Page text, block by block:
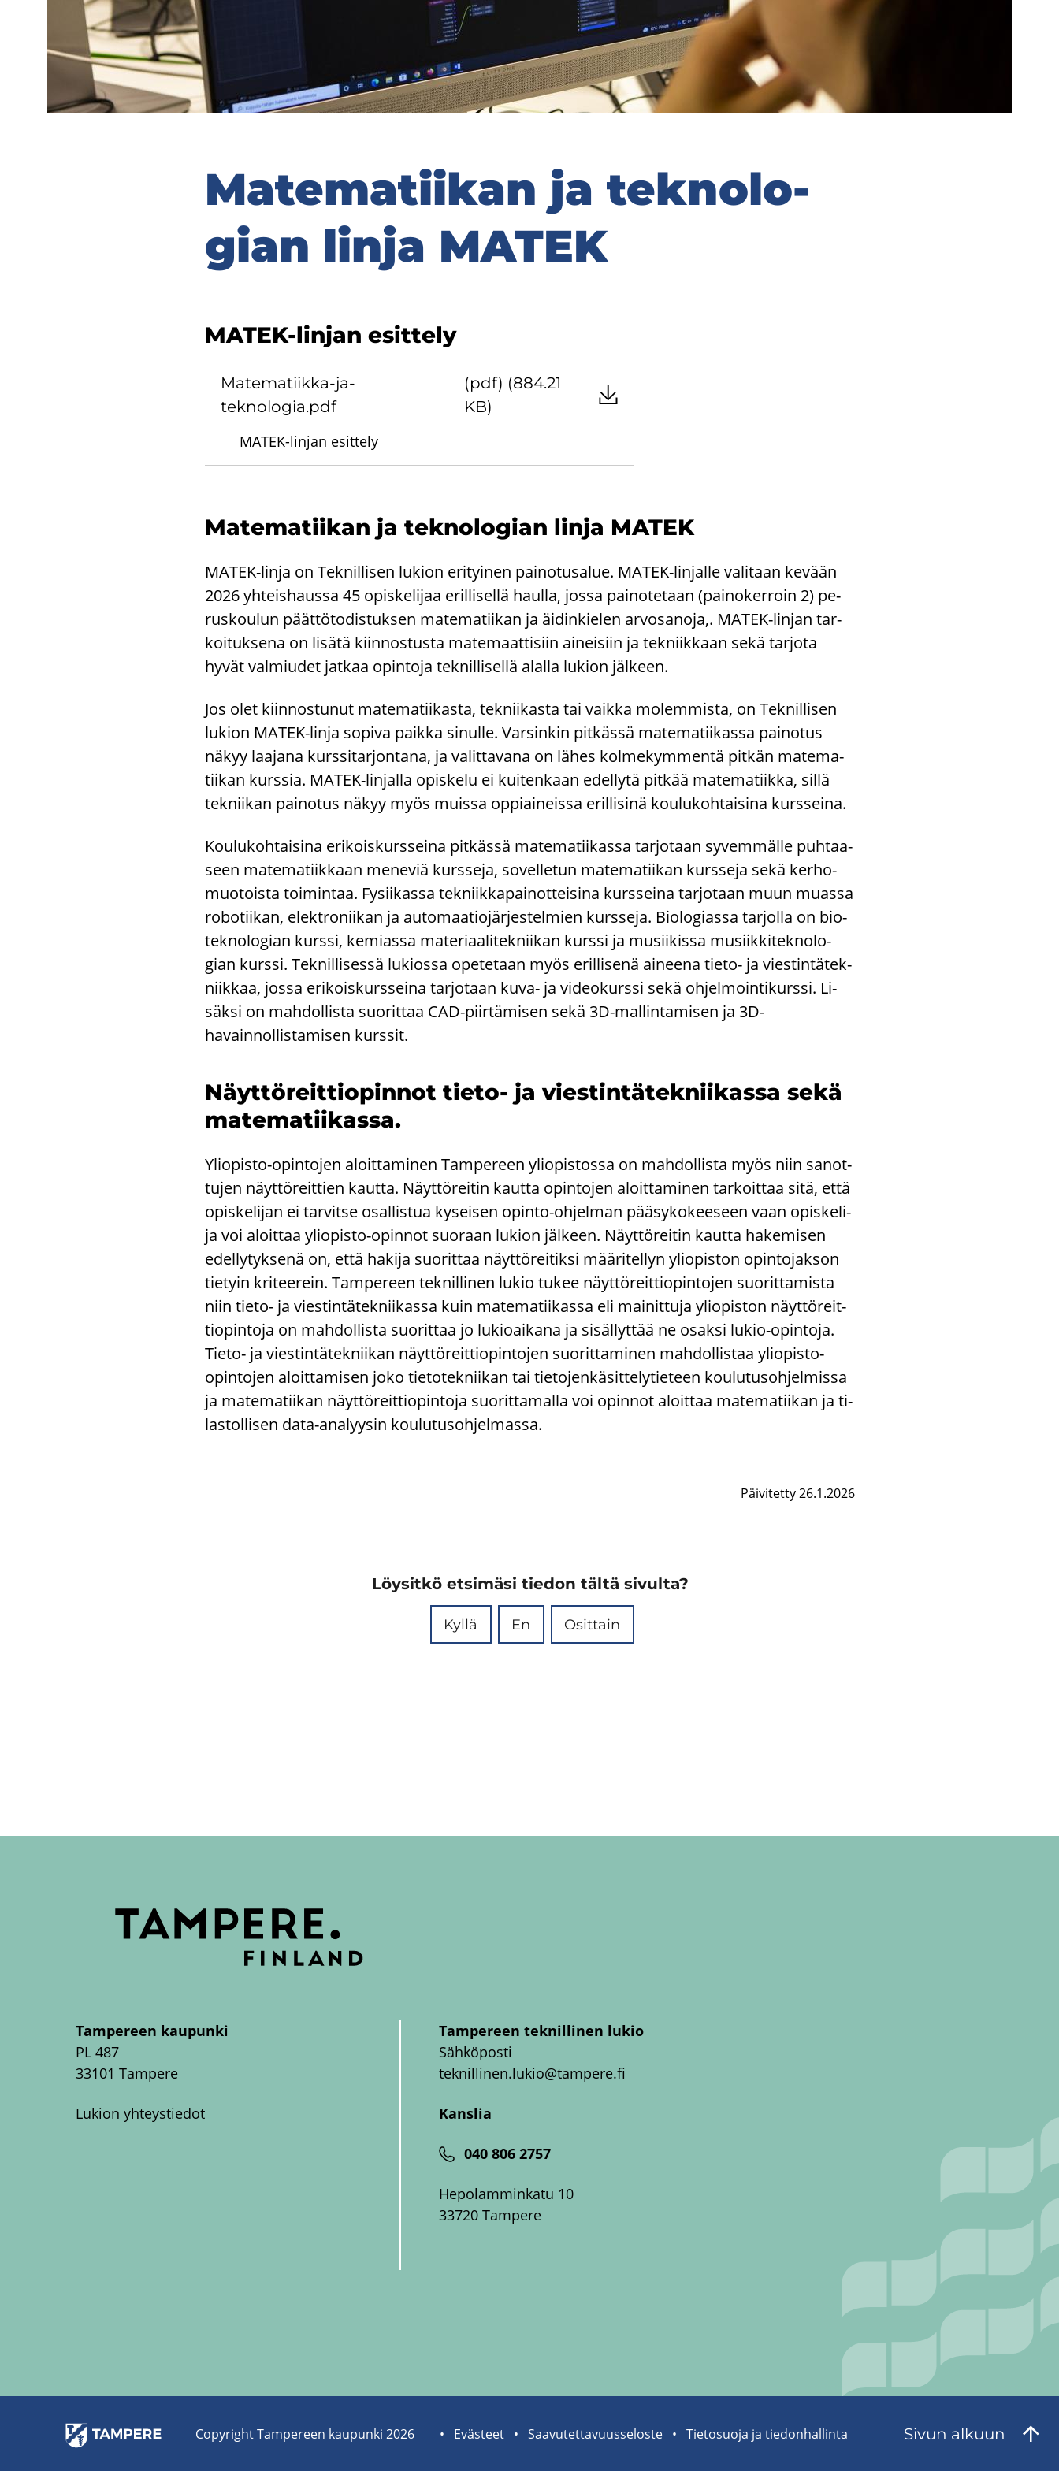
Ma­te­ma­tii­kan ja tek­no­lo­
gian linja MATEK
MATEK-​linjan esit­te­ly
Matematiikka-​ja-
teknologia.pdf
(pdf) (884.21
KB)
MATEK-linjan esittely
Ma­te­ma­tii­kan ja tek­no­lo­gian linja MATEK
MATEK-​linja on Tek­nil­li­sen lu­kion eri­tyi­nen pai­no­tusa­lue. MATEK-​linjalle va­li­taan ke­vään
2026 yh­teis­haus­sa 45 opis­ke­li­jaa eril­li­sel­lä haul­la, jossa pai­no­te­taan (pai­no­ker­roin 2) pe­
rus­kou­lun päät­tö­to­dis­tuk­sen ma­te­ma­tii­kan ja äi­din­kie­len ar­vo­sa­no­ja,. MATEK-​linjan tar­
koi­tuk­se­na on li­sä­tä kiin­nos­tus­ta ma­te­maat­ti­siin ai­nei­siin ja tek­niik­kaan sekä tar­jo­ta
hyvät val­miu­det jat­kaa opin­to­ja tek­nil­li­sel­lä alal­la lu­kion jäl­keen.
Jos olet kiin­nos­tu­nut ma­te­ma­tii­kas­ta, tek­nii­kas­ta tai vaik­ka mo­lem­mis­ta, on Tek­nil­li­sen
lu­kion MATEK-​linja so­pi­va paik­ka si­nul­le. Var­sin­kin pit­käs­sä ma­te­ma­tii­kas­sa pai­no­tus
näkyy laa­ja­na kurs­si­tar­jon­ta­na, ja va­lit­ta­va­na on lähes kol­me­kym­men­tä pit­kän ma­te­ma­
tii­kan kurs­sia. MATEK-​linjalla opis­ke­lu ei kui­ten­kaan edel­ly­tä pit­kää ma­te­ma­tiik­ka, sillä
tek­nii­kan pai­no­tus näkyy myös muis­sa op­piai­neis­sa eril­li­si­nä kou­lu­koh­tai­si­na kurs­sei­na.
Kou­lu­koh­tai­si­na eri­kois­kurs­sei­na pit­käs­sä ma­te­ma­tii­kas­sa tar­jo­taan sy­vem­mäl­le puh­taa­
seen ma­te­ma­tiik­kaan me­ne­viä kurs­se­ja, so­vel­le­tun ma­te­ma­tii­kan kurs­se­ja sekä ker­ho­
muo­tois­ta toi­min­taa. Fy­sii­kas­sa tek­niik­ka­pai­not­tei­si­na kurs­sei­na tar­jo­taan muun muas­sa
ro­bo­tii­kan, elekt­ro­nii­kan ja au­to­maa­tio­jär­jes­tel­mien kurs­se­ja. Bio­lo­gias­sa tar­jol­la on bio­
tek­no­lo­gian kurs­si, ke­mias­sa ma­te­ri­aa­li­tek­nii­kan kurs­si ja musii­kis­sa musiik­ki­tek­no­lo­
gian kurs­si. Tek­nil­li­ses­sä lu­kios­sa ope­te­taan myös eril­li­se­nä ai­nee­na tieto-​ ja vies­tin­tä­tek­
niik­kaa, jossa eri­kois­kurs­sei­na tar­jo­taan kuva- ja vi­deo­kurs­si sekä oh­jel­moin­ti­kurs­si. Li­
säk­si on mah­dol­lis­ta suo­rit­taa CAD-​piirtämisen sekä 3D-​mallintamisen ja 3D-​
havainnollistamisen kurs­sit.
Näyt­tö­reit­tio­pin­not tieto-​ ja vies­tin­tä­tek­nii­kas­sa sekä
ma­te­ma­tii­kas­sa.
Yliopisto-​opintojen aloit­ta­mi­nen Tam­pe­reen yli­opis­tos­sa on mah­dol­lis­ta myös niin sa­not­
tu­jen näyt­tö­reit­tien kaut­ta. Näyt­tö­rei­tin kaut­ta opin­to­jen aloit­ta­mi­nen tar­koit­taa sitä, että
opis­ke­li­jan ei tar­vit­se osal­lis­tua ky­sei­sen opinto-​ohjelman pää­sy­ko­kee­seen vaan opis­ke­li­
ja voi aloit­taa yliopisto-​opinnot suo­raan lu­kion jäl­keen. Näyt­tö­rei­tin kaut­ta ha­ke­mi­sen
edel­ly­tyk­se­nä on, että ha­ki­ja suo­rit­taa näyt­tö­rei­tik­si mää­ri­tel­lyn yli­opis­ton opin­to­jak­son
tie­tyin kri­tee­rein. Tam­pe­reen tek­nil­li­nen lukio tukee näyt­tö­reit­tio­pin­to­jen suo­rit­ta­mis­ta
niin tieto-​ ja vies­tin­tä­tek­nii­kas­sa kuin ma­te­ma­tii­kas­sa eli mai­nit­tu­ja yli­opis­ton näyt­tö­reit­
tio­pin­to­ja on mah­dol­lis­ta suo­rit­taa jo lu­kio­ai­ka­na ja si­säl­lyt­tää ne osak­si lukio-​opintoja.
Tieto-​ ja vies­tin­tä­tek­nii­kan näyt­tö­reit­tio­pin­to­jen suo­rit­ta­mi­nen mah­dol­lis­taa yliopisto-​
opintojen aloit­ta­mi­sen joko tie­to­tek­nii­kan tai tie­to­jen­kä­sit­te­ly­tie­teen kou­lu­tus­oh­jel­mis­sa
ja ma­te­ma­tii­kan näyt­tö­reit­tio­pin­to­ja suo­rit­ta­mal­la voi opin­not aloit­taa ma­te­ma­tii­kan ja ti­
las­tol­li­sen data-​analyysin kou­lu­tus­oh­jel­mas­sa.
Päivitetty 26.1.2026
Löysitkö etsimäsi tiedon tältä sivulta?
Kyllä En Osittain
Tampereen kaupunki
PL 487
33101 Tampere
Lukion yhteystiedot
Tampereen teknillinen lukio
Sähköposti
teknillinen.lukio@tampere.fi
Kanslia
040 806 2757
Hepolamminkatu 10
33720 Tampere
Co­py­right Tam­pe­reen kau­pun­ki 2026
Sivuston
Eväs­teet Saa­vu­tet­ta­vuus­se­los­te Tie­to­suo­ja ja tie­don­hal­lin­ta Sivun al­kuun